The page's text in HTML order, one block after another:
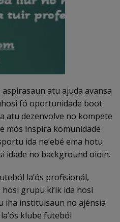
aspirasaun atu ajuda avansa
fó oportunidade boot
atu dezenvolve no kompete
mós inspira komunidade
ida ne’ebé ema hotu
idade no background oioin.
la’ós profisionál,
grupu ki’ik ida hosi
iha instituisaun no ajénsia
klube futeból